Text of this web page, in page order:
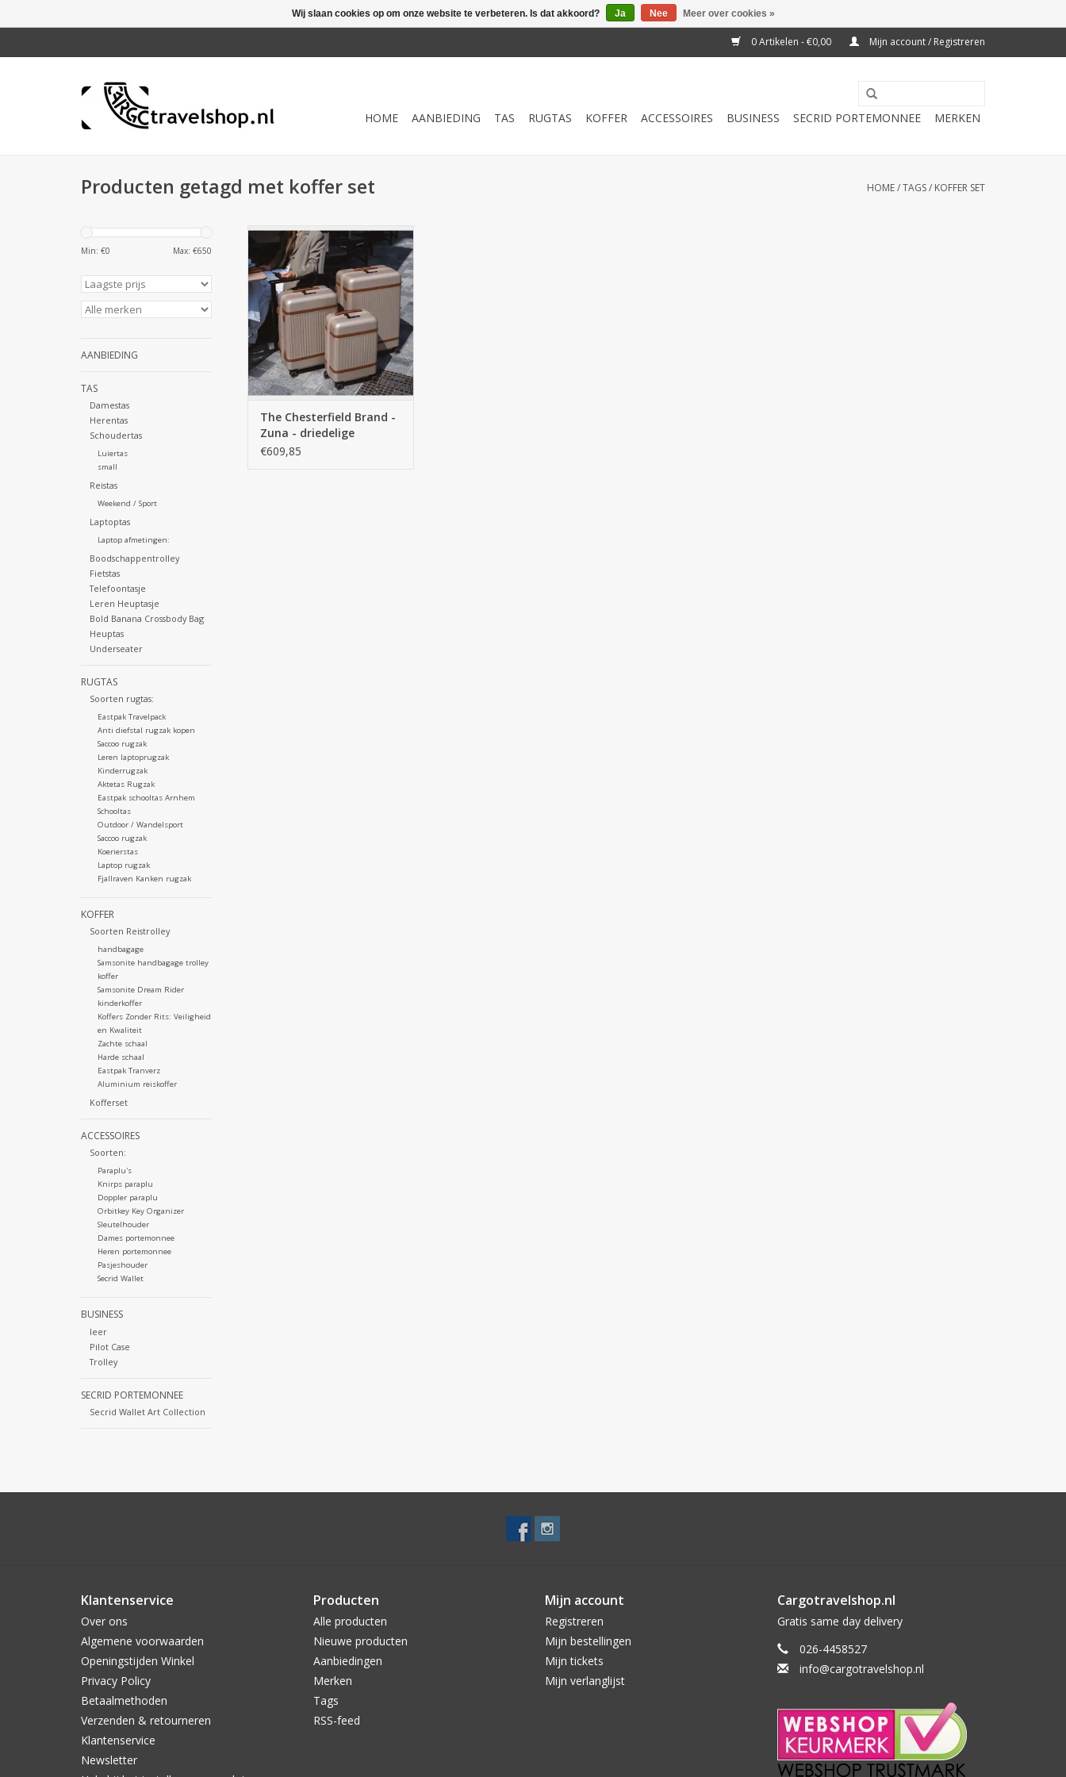
0 Artikelen - €0,00 Mijn account / Registreren
HOME AANBIEDING TAS RUGTAS KOFFER ACCESSOIRES BUSINESS SECRID PORTEMONNEE MERKEN
Producten getagd met koffer set HOME/TAGS/ KOFFER SET
Min: €0 Max: €650
AANBIEDING
TAS
Damestas
Herentas
Schoudertas
Luiertas
small
Reistas
Weekend / Sport
Laptoptas
Laptop afmetingen:
Boodschappentrolley
Fietstas
Telefoontasje
Leren Heuptasje
Bold Banana Crossbody Bag
Heuptas
Underseater
RUGTAS
Soorten rugtas:
Eastpak Travelpack
Anti diefstal rugzak kopen
Saccoo rugzak
Leren laptoprugzak
Kinderrugzak
Aktetas Rugzak
Eastpak schooltas Arnhem
Schooltas
Outdoor / Wandelsport
Saccoo rugzak
Koerierstas
Laptop rugzak
Fjallraven Kanken rugzak
KOFFER
Soorten Reistrolley
handbagage
Samsonite handbagage trolley
koffer
Samsonite Dream Rider
kinderkoffer
Koffers Zonder Rits: Veiligheid
en Kwaliteit
Zachte schaal
Harde schaal
Eastpak Tranverz
Aluminium reiskoffer
Kofferset
ACCESSOIRES
Soorten:
Paraplu's
Knirps paraplu
Doppler paraplu
Orbitkey Key Organizer
Sleutelhouder
Dames portemonnee
Heren portemonnee
Pasjeshouder
Secrid Wallet
BUSINESS
leer
Pilot Case
Trolley
SECRID PORTEMONNEE
Secrid Wallet Art Collection
Luxe 3-delige kofferset Zuna in
Champagne. Lichtgewicht
polycarbonaat met lederen
details en TSA-slot. Nu bij Cargo
Travelshop Arnhem.
TOEVOEGEN AAN WINKELWAGEN
The Chesterfield Brand -
Zuna - driedelige
polycarbonaat kofferset
€609,85
Klantenservice
Over ons
Algemene voorwaarden
Openingstijden Winkel
Privacy Policy
Betaalmethoden
Verzenden & retourneren
Klantenservice
Newsletter
Producten
Alle producten
Nieuwe producten
Aanbiedingen
Merken
Tags
RSS-feed
Mijn account
Registreren
Mijn bestellingen
Mijn tickets
Mijn verlanglijst
Cargotravelshop.nl
Gratis same day delivery
026-4458527
info@cargotravelshop.nl
Wij slaan cookies op om onze website te verbeteren. Is dat akkoord? Ja Nee Meer over cookies »